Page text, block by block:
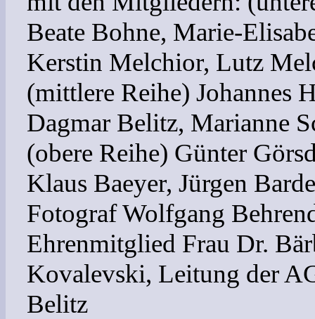
Beate Bohne, Marie-
Kerstin Melchior, Lutz
(mittlere Reihe) Johannes
Dagmar Belitz, Marianne
(obere Reihe) Günter
Klaus Baeyer, Jürgen
Fotograf Wolfgang
Ehrenmitglied Frau Dr.
Kovalevski, Leitung der
Belitz